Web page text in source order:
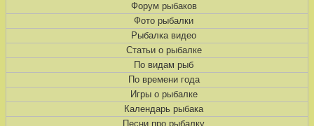
Форум рыбаков
Фото рыбалки
Рыбалка видео
Статьи о рыбалке
По видам рыб
По времени года
Игры о рыбалке
Календарь рыбака
Песни про рыбалку